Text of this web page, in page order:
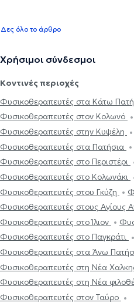
Δες όλο το άρθρο
Χρήσιμοι σύνδεσμοι
Κοντινές περιοχές
Φυσικοθεραπευτές στα Κάτω
Φυσικοθεραπευτές στον Κολωνό
Φυσικοθεραπευτές στην Κυψέλη
Φυσικοθεραπευτές στα Πατήσια
Φυσικοθεραπευτές στο Περιστέρι
Φυσικοθεραπευτές στο Κολωνάκι
Φυσικοθεραπευτές στου Γκύζη
Φυσικοθεραπευτές στους Αγίους
Φυσικοθεραπευτές στο Ίλιον
Φυσικοθεραπευτές στο Παγκράτι
Φυσικοθεραπευτές στα Άνω
Φυσικοθεραπευτές στη Νέα
Φυσικοθεραπευτές στη Νέα
Φυσικοθεραπευτές στον Ταύρο